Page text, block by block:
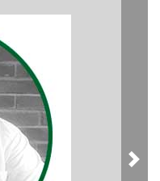
Ago 06, 2026 / 12:48 PM